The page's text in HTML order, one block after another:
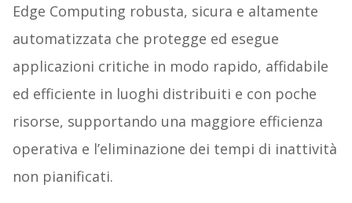
Edge Computing robusta, sicura e altamente
automatizzata che protegge ed esegue
applicazioni critiche in modo rapido, affidabile
ed efficiente in luoghi distribuiti e con poche
risorse, supportando una maggiore efficienza
operativa e l’eliminazione dei tempi di inattività
non pianificati.